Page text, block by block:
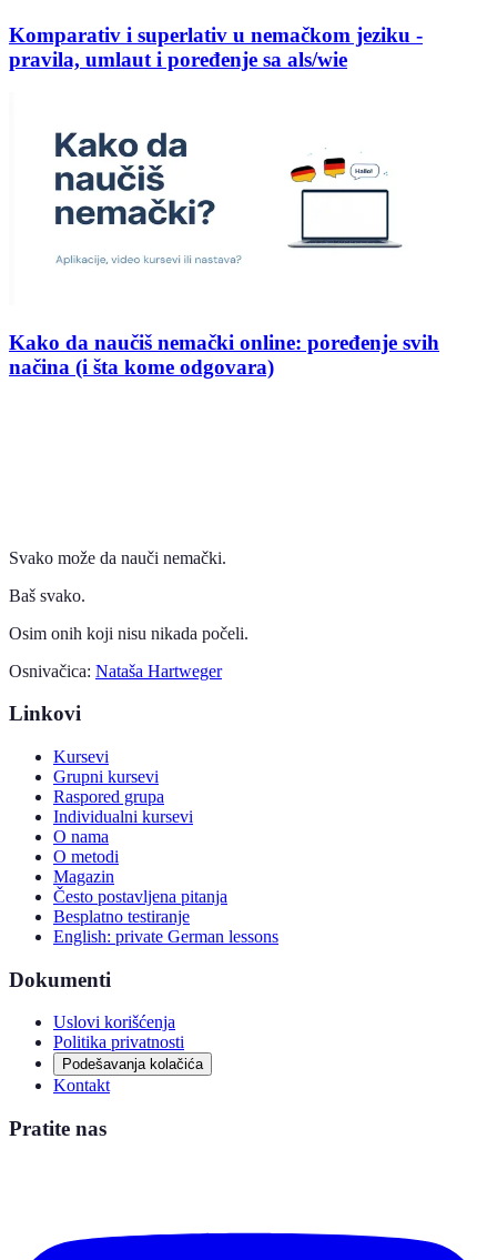
Komparativ i superlativ u nemačkom jeziku -
pravila, umlaut i poređenje sa als/wie
Kako da naučiš nemački online: poređenje svih
načina (i šta kome odgovara)
Svako može da nauči nemački.
Baš svako.
Osim onih koji nisu nikada počeli.
Osnivačica: Nataša Hartweger
Linkovi
Kursevi
Grupni kursevi
Raspored grupa
Individualni kursevi
O nama
O metodi
Magazin
Često postavljena pitanja
Besplatno testiranje
English: private German lessons
Dokumenti
Uslovi korišćenja
Politika privatnosti
Podešavanja kolačića
Kontakt
Pratite nas